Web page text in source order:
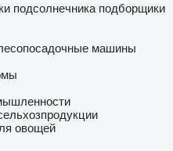
подсолнечника подборщики
машины
овощей